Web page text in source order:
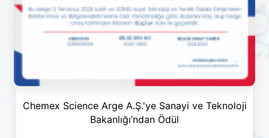
Chemex Science Arge A.Ş.'ye Sanayi ve Teknoloji
Bakanlığı’ndan Ödül